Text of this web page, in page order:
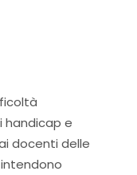
handicap e
docenti delle